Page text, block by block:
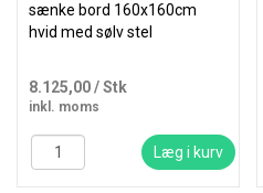
sænke bord 160x160cm
hvid med sølv stel
8.125,00/ Stk
inkl. moms
Læg i kurv